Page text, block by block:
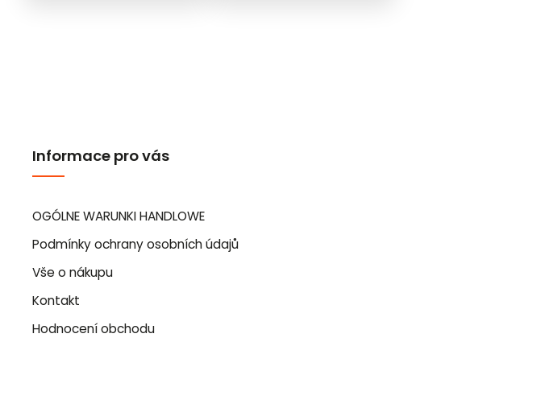
Informace pro vás
OGÓLNE WARUNKI HANDLOWE
Podmínky ochrany osobních údajů
Vše o nákupu
Kontakt
Hodnocení obchodu